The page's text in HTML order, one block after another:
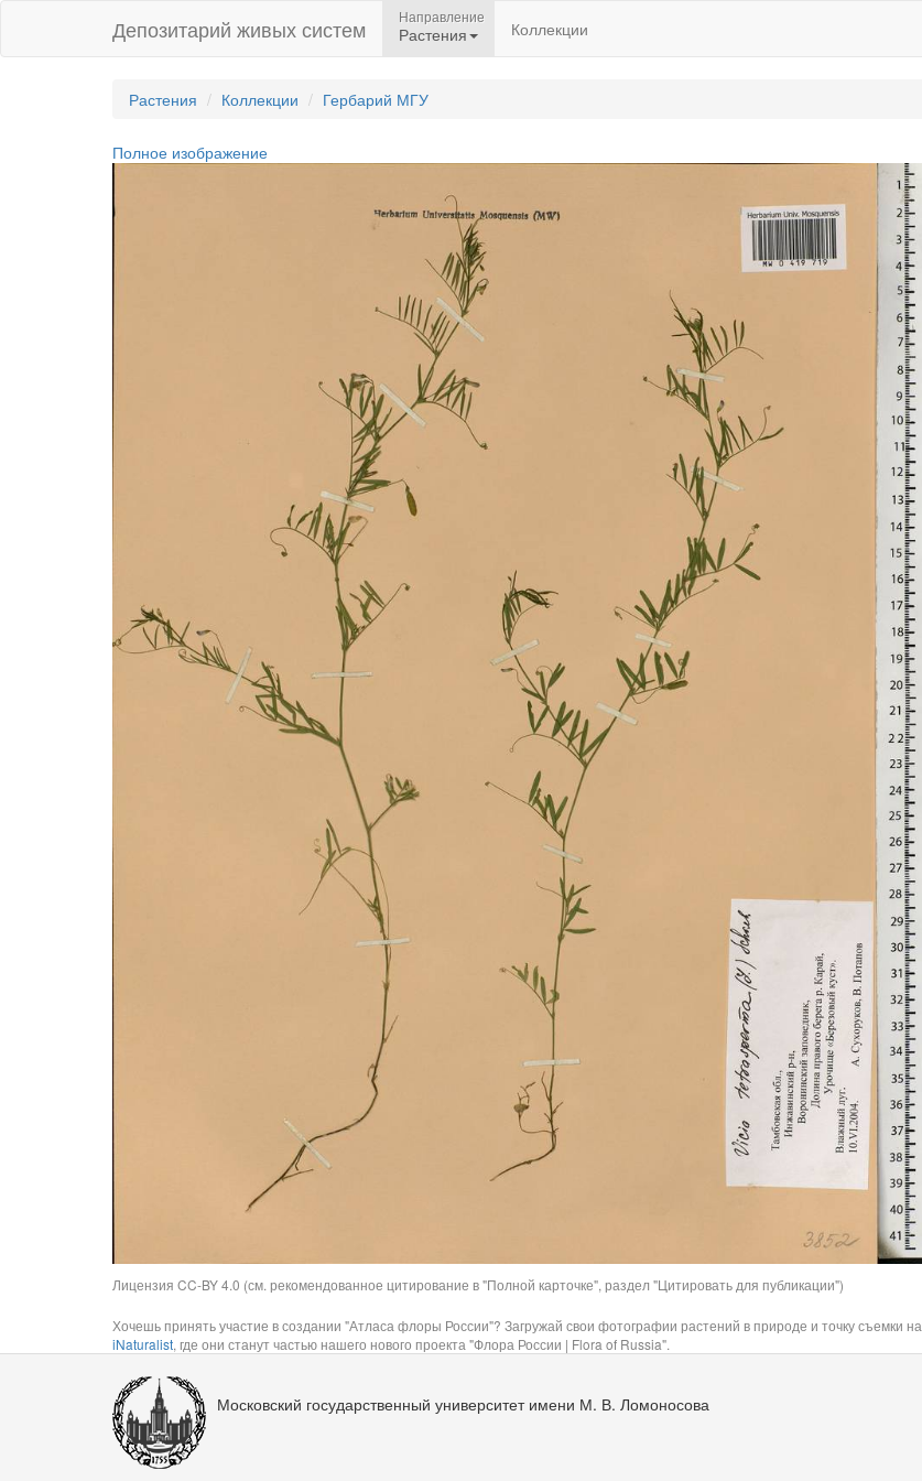
Депозитарий живых систем Направление
Растения Коллекции
Растения Коллекции Гербарий МГУ
Полное изображение
Лицензия CC-BY 4.0 (см. рекомендованное цитирование в "Полной карточке", раздел "Цитировать для публикации")
Хочешь принять участие в создании "Атласа флоры России"? Загружай свои фотографии растений в природе и точку съемки на
iNaturalist, где они станут частью нашего нового проекта "Флора России | Flora of Russia".
Московский государственный университет имени М. В. Ломоносова